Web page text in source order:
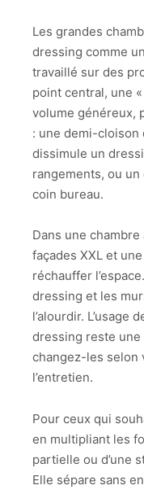
Les grandes
dressing comme
travaillé sur des
point central, une
volume généreux,
: une demi-
dissimule un
rangements, ou
coin bureau.
Dans une
façades XXL et
réchauffer
dressing et les
l’alourdir. L’usage
dressing reste
changez-les selon
l’entretien.
Pour ceux qui
en multipliant les
partielle ou d’une
Elle sépare sans